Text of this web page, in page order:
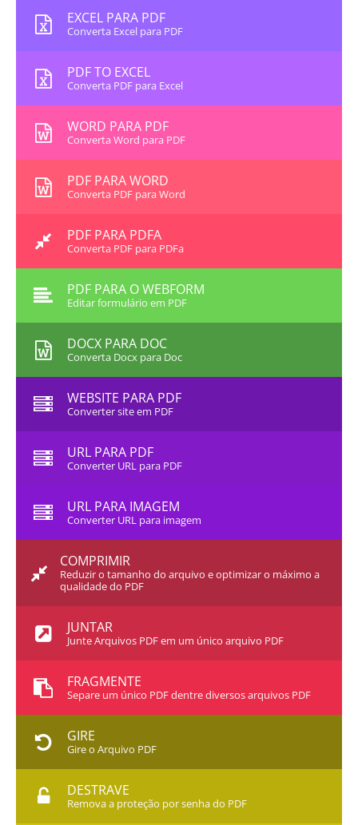
EXCEL PARA PDF
Converta Excel para PDF
PDF TO EXCEL
Converta PDF para Excel
WORD PARA PDF
Converta Word para PDF
PDF PARA WORD
Converta PDF para Word
PDF PARA PDFA
Converta PDF para PDFa
PDF PARA O WEBFORM
Editar formulário em PDF
DOCX PARA DOC
Converta Docx para Doc
WEBSITE PARA PDF
Converter site em PDF
URL PARA PDF
Converter URL para PDF
URL PARA IMAGEM
Converter URL para imagem
COMPRIMIR
Reduzir o tamanho do arquivo e optimizar o máximo a
qualidade do PDF
JUNTAR
Junte Arquivos PDF em um único arquivo PDF
FRAGMENTE
Separe um único PDF dentre diversos arquivos PDF
GIRE
Gire o Arquivo PDF
DESTRAVE
Remova a proteção por senha do PDF